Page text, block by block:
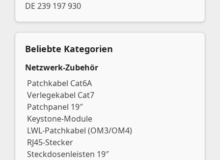
DE 239 197 930
Beliebte Kategorien
Netzwerk-Zubehör
Patchkabel Cat6A
Verlegekabel Cat7
Patchpanel 19″
Keystone-Module
LWL-Patchkabel (OM3/OM4)
RJ45-Stecker
Steckdosenleisten 19″